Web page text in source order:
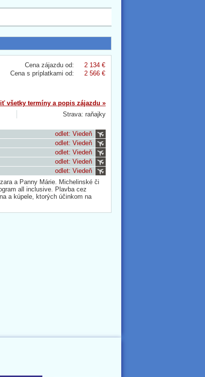
Cena zájazdu od:
2 134 €
Cena s príplatkami od:
2 566 €
všetky termíny a popis zájazdu »
Strava: raňajky
odlet: Viedeň
odlet: Viedeň
odlet: Viedeň
odlet: Viedeň
odlet: Viedeň
a Panny Márie. Michelinské či
all inclusive. Plavba cez
a kúpele, ktorých účinkom na